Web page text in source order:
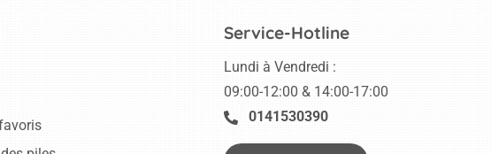
Service-Hotline
Lundi à Vendredi :
09:00-12:00 & 14:00-17:00
0141530390